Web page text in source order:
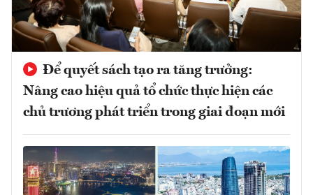
Để quyết sách tạo ra tăng trưởng:
Nâng cao hiệu quả tổ chức thực hiện các
chủ trương phát triển trong giai đoạn mới